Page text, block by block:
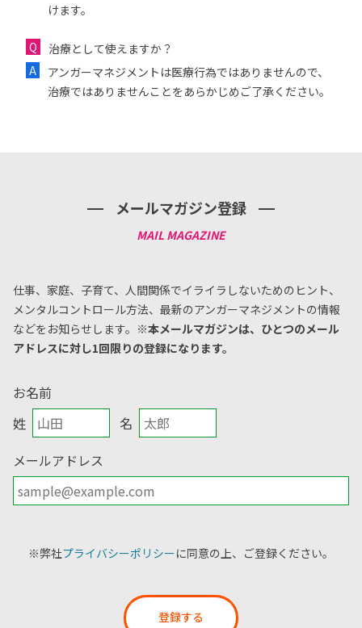
けます。
治療として使えますか？
アンガーマネジメントは医療行為ではありませんので、
治療ではありませんことをあらかじめご了承ください。
メールマガジン登録
仕事、家庭、子育て、人間関係でイライラしないためのヒント、
メンタルコントロール方法、 最新のアンガーマネジメントの情報
などをお知らせします。 ※本メールマガジンは、ひとつのメール
アドレスに対し1回限りの登録になります。
お名前
姓
名
メールアドレス
※弊社プライバシーポリシーに同意の上、ご登録ください。
登録する